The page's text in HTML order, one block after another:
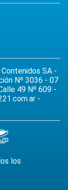
SA -
Nº 3036 - 07
49 Nº 609 -
-
los